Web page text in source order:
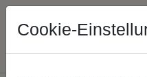
Cookie-